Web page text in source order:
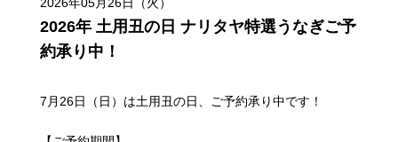
2026年 土用丑の日 ナリタヤ特選うなぎご予
約承り中！
7月26日（日）は土用丑の日、ご予約承り中です！